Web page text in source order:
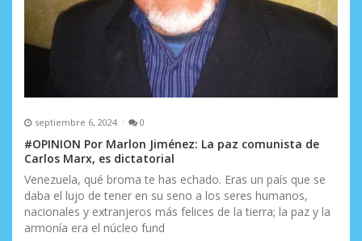
a
d
s
septiembre 6, 2024 0
#OPINION Por Marlon Jiménez: La paz comunista de
Carlos Marx, es dictatorial
Venezuela, qué broma te has echado. Eras un país que se
daba el lujo de tener en su seno a los seres humanos,
nacionales y extranjeros más felices de la tierra; la paz y la
armonía era el núcleo fund